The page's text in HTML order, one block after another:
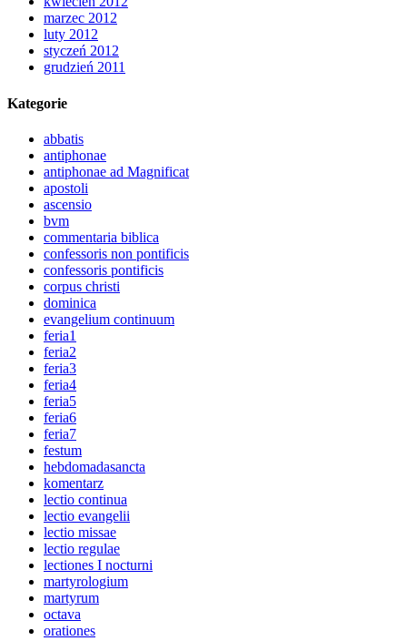
marzec 2012
luty 2012
styczeń 2012
grudzień 2011
Kategorie
abbatis
antiphonae
antiphonae ad Magnificat
apostoli
ascensio
bvm
commentaria biblica
confessoris non pontificis
confessoris pontificis
corpus christi
dominica
evangelium continuum
feria1
feria2
feria3
feria4
feria5
feria6
feria7
festum
hebdomadasancta
komentarz
lectio continua
lectio evangelii
lectio missae
lectio regulae
lectiones I nocturni
martyrologium
martyrum
octava
orationes